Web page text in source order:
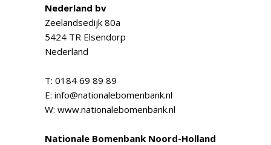
Nederland bv
Zeelandsedijk 80a
5424 TR Elsendorp
Nederland
T: 0184 69 89 89
E: info@nationalebomenbank.nl
W: www.nationalebomenbank.nl
Nationale Bomenbank Noord-Holland